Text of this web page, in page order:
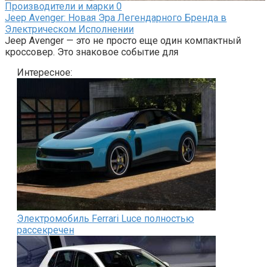
Производители и марки 0
Jeep Avenger: Новая Эра Легендарного Бренда в
Электрическом Исполнении
Jeep Avenger — это не просто еще один компактный
кроссовер. Это знаковое событие для
Интересное:
Электромобиль Ferrari Luce полностью
рассекречен